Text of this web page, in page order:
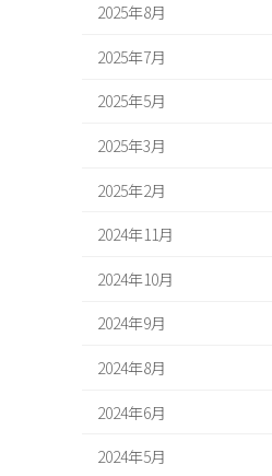
2025年8月
2025年7月
2025年5月
2025年3月
2025年2月
2024年11月
2024年10月
2024年9月
2024年8月
2024年6月
2024年5月